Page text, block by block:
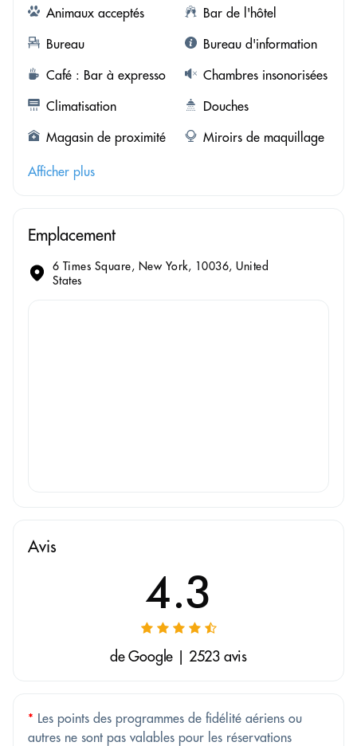
Animaux acceptés
Bar de l'hôtel
Bureau
Bureau d'information
Café : Bar à expresso
Chambres insonorisées
Climatisation
Douches
Magasin de proximité
Miroirs de maquillage
Afficher plus
Emplacement
6 Times Square, New York, 10036, United
States
Avis
4.3
de Google | 2523 avis
* Les points des programmes de fidélité aériens ou
autres ne sont pas valables pour les réservations